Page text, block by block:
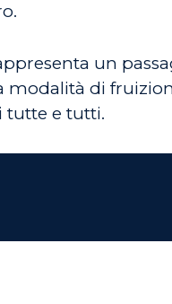
un
di
tutte e tutti.